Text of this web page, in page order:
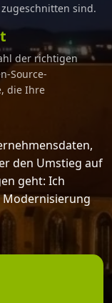
sind.
der richtigen
Source-
die Ihre
den Umstieg auf
geht: Ich
Modernisierung